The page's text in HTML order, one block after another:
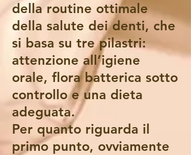
della routine ottimale
della salute dei denti, che
si basa su tre pilastri:
attenzione all’igiene
orale, flora batterica sotto
controllo e una dieta
adeguata.
Per quanto riguarda il
primo punto, ovviamente